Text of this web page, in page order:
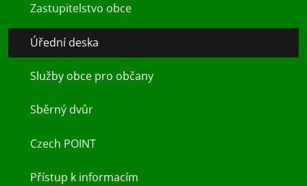
Zastupitelstvo obce
Úřední deska
Služby obce pro občany
Sběrný dvůr
Czech POINT
Přístup k informacím